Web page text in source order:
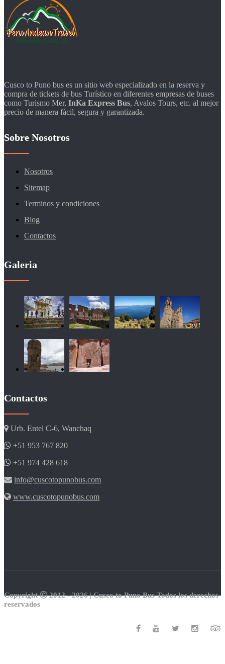
Cusco to Puno bus es un sitio web especializado en la reserva y
compra de tickets de bus Turístico en diferentes empresas de buses
como Turismo Mer, InKa Express Bus, Avalos Tours, etc. al mejor
precio de manera fácil, segura y garantizada.
Sobre Nosotros
Nosotros
Sitemap
Terminos y condiciones
Blog
Contactos
Galeria
Contactos
Urb. Entel C-6, Wanchaq
+51 953 767 820
+51 974 428 618
info@cuscotopunobus.com
www.cuscotopunobus.com
Copyright Ⓒ 2012 - 2026 | Cusco to Puno Bus Todos los derechos
reservados